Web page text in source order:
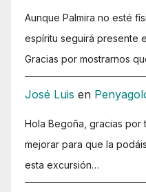
Aunque Palmira no esté
espíritu seguirá presente
Gracias por mostrarnos
José Luis en
Hola Begoña, gracias por
mejorar para que la
esta excursión…